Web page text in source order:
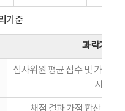
기준
과락기준
심사위원 평균 점수 및 가점 합
시
채점 결과 가점 합산 점수